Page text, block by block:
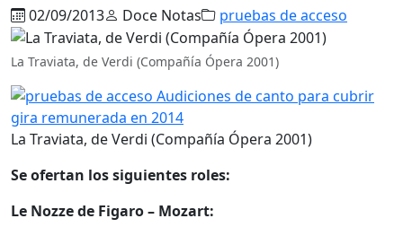
02/09/2013 Doce Notas pruebas de acceso
La Traviata, de Verdi (Compañía Ópera 2001)
La Traviata, de Verdi (Compañía Ópera 2001)
Se ofertan los siguientes roles:
Le Nozze de Figaro – Mozart: